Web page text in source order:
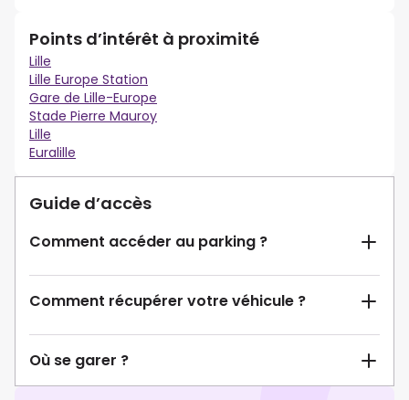
Points d’intérêt à proximité
Lille
Lille Europe Station
Gare de Lille-Europe
Stade Pierre Mauroy
Lille
Euralille
Guide d’accès
Comment accéder au parking ?
Comment récupérer votre véhicule ?
Où se garer ?